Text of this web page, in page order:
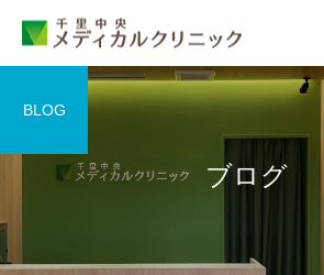
ブログ
BLOG